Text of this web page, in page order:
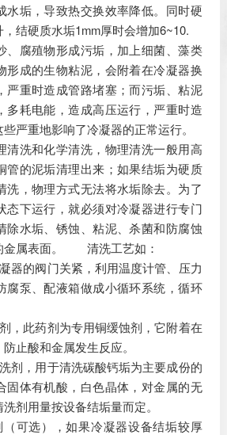
水垢，导致热交换效率降低。同时硬
结硬质水垢1mm厚时会增加6~10.
、腐殖物形成污垢，加上细菌、藻类
形成的生物粘泥，会附着在冷凝器换
严重时造成管路堵塞；而污垢、粘泥
多耗电能，造成高压运行，严重时造
严重地影响了冷凝器的正常运行。
清洗和化学清洗，物理清洗一般用高
管的泥垢清理出来；如果结垢为硬质
洗，物理方式无法将水垢除去。为了
态下运行，就必须对冷凝器进行专门
除水垢、锈蚀、粘泥、杀菌和防腐蚀
金属表面。 清洗工艺如：
器的阀门关紧，利用温度计管、压力
腐泵、配液箱做成小循环系统，循环
，此药剂为专用铜缓蚀剂，它附着在
止酸和金属发生反应。
剂，用于清洗碳酸钙垢为主要成份的
固体有机酸，白色晶体，对金属的无
剂用量按设备结垢量而定。
可选），如果冷凝器设备结垢较厚